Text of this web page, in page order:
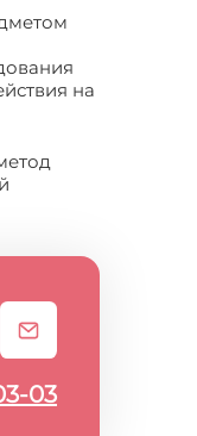
на
03